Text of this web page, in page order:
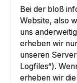
Bei der bloß
Website, also
uns
erheben wir
unseren
Logfiles“).
erheben wir